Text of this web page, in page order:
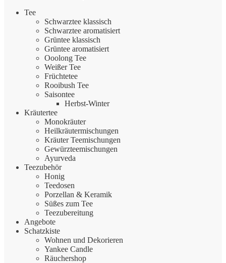
Tee
Schwarztee klassisch
Schwarztee aromatisiert
Grüntee klassisch
Grüntee aromatisiert
Ooolong Tee
Weißer Tee
Früchtetee
Rooibush Tee
Saisontee
Herbst-Winter
Kräutertee
Monokräuter
Heilkräutermischungen
Kräuter Teemischungen
Gewürzteemischungen
Ayurveda
Teezubehör
Honig
Teedosen
Porzellan & Keramik
Süßes zum Tee
Teezubereitung
Angebote
Schatzkiste
Wohnen und Dekorieren
Yankee Candle
Räuchershop